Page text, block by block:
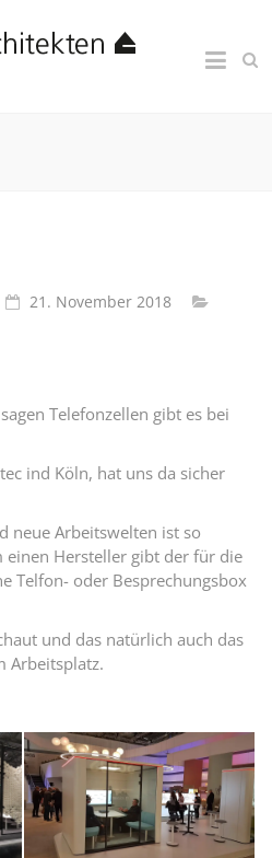
21. November 2018
Telefonzellen gibt es bei
ind Köln, hat uns da sicher
neue Arbeitswelten ist so
einen Hersteller gibt der für die
Telfon- oder Besprechungsbox
und das natürlich auch das
Arbeitsplatz.